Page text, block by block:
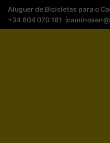
Aluguer de Bicicletas para o
+34 604 070 181